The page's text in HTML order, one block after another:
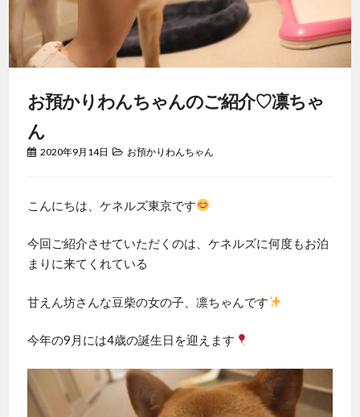
お預かりわんちゃんのご紹介♡凛ちゃ
ん
2020年9月14日 お預かりわんちゃん
こんにちは、ケネルズ東京です
今回ご紹介させていただくのは、ケネルズに何度もお泊
まりに来てくれている
甘えん坊さんな豆柴の女の子、凛ちゃんです
今年の9月には4歳の誕生日を迎えます